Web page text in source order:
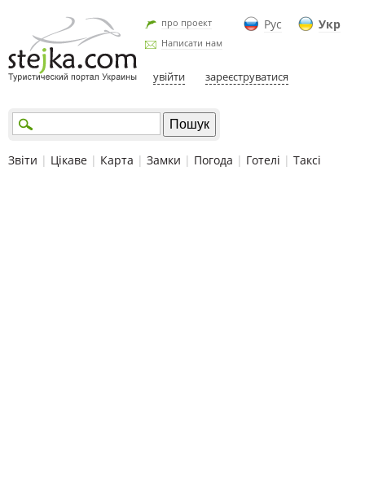
Рус Укр
про проект
Написати нам
увійти зареєструватися
Звіти | Цікаве | Карта | Замки | Погода | Готелі | Таксі